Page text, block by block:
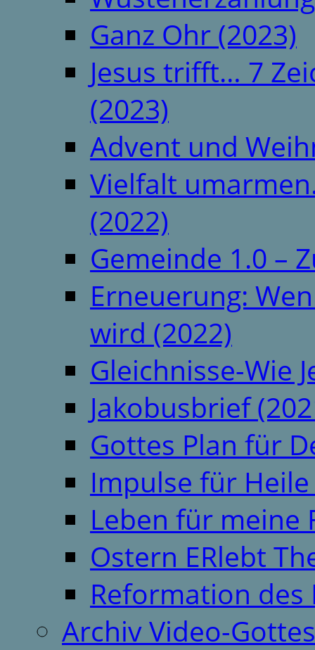
Ganz Ohr (2023)
Jesus trifft… 7
(2023)
Advent und
Vielfalt
(2022)
Gemeinde 1.0 –
Erneuerung:
wird (2022)
Gleichnisse-Wie
Jakobusbrief
Gottes Plan für
Impulse für
Leben für meine
Ostern ERlebt
Reformation des
Archiv Video-